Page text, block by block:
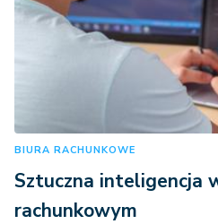
BIURA RACHUNKOWE
Sztuczna inteligencja
rachunkowym